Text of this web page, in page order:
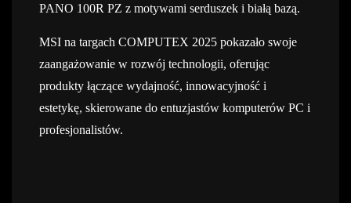
PANO 100R PZ z motywami serduszek i białą bazą.
MSI na targach COMPUTEX 2025 pokazało swoje
zaangażowanie w rozwój technologii, oferując
produkty łączące wydajność, innowacyjność i
estetykę, skierowane do entuzjastów komputerów PC i
profesjonalistów.